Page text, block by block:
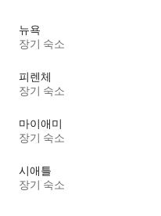
뉴욕
장기 숙소
피렌체
장기 숙소
마이애미
장기 숙소
시애틀
장기 숙소